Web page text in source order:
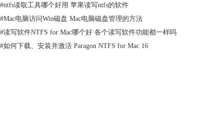
#ntfs读取工具哪个好用 苹果读写ntfs的软件
#Mac电脑访问Win磁盘 Mac电脑磁盘管理的方法
#读写软件NTFS for Mac哪个好 各个读写软件功能都一样吗
#如何下载、安装并激活 Paragon NTFS for Mac 16